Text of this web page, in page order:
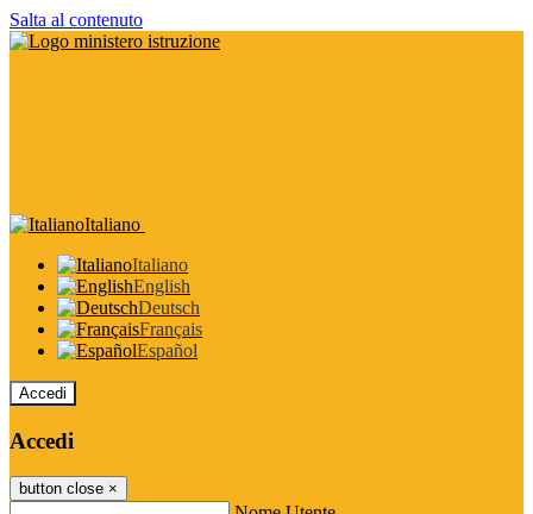
Salta al contenuto
Italiano
Italiano
English
Deutsch
Français
Español
Accedi
Accedi
button close ×